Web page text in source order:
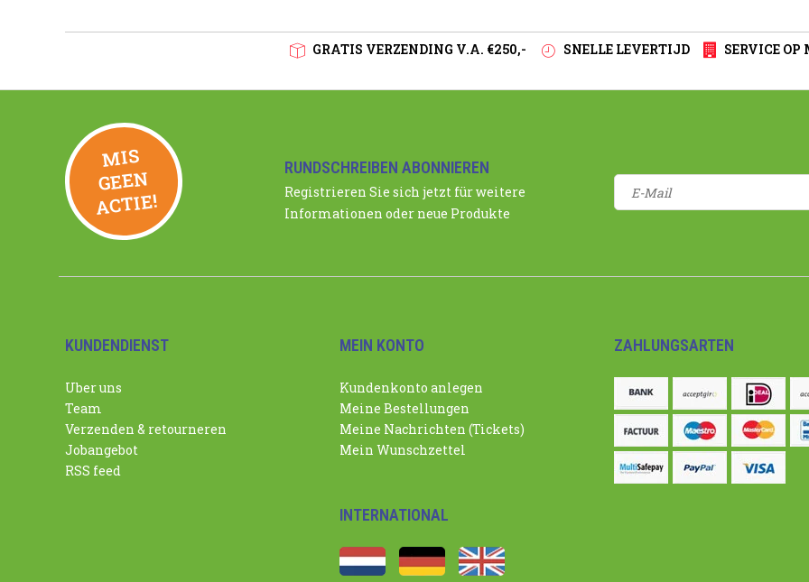
GRATIS VERZENDING V.A. €250,- SNELLE LEVERTIJD SERVICE OP
MIS
GEE
N
ACTIE!
RUNDSCHREIBEN ABONNIEREN
Registrieren Sie sich jetzt für weitere
Informationen oder neue Produkte
KUNDENDIENST
Uber uns
Team
Verzenden & retourneren
Jobangebot
RSS feed
MEIN KONTO
Kundenkonto anlegen
Meine Bestellungen
Meine Nachrichten (Tickets)
Mein Wunschzettel
INTERNATIONAL
ZAHLUNGSARTEN